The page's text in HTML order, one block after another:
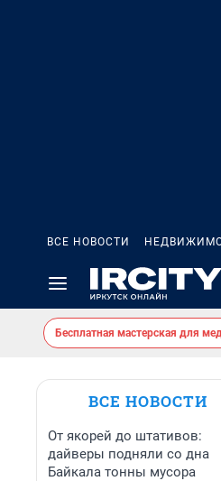
ВСЕ НОВОСТИ
Бесплатная мастерская для
ВСЕ НОВОСТИ
От якорей до штативов:
дайверы подняли со дна
Байкала тонны мусора